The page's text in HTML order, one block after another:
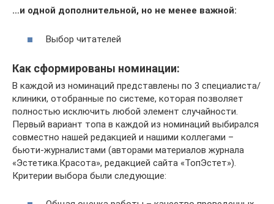
…и одной дополнительной, но не менее важной:
Выбор читателей
Как сформированы номинации:
В каждой из номинаций представлены по 3 специалиста/
клиники, отобранные по системе, которая позволяет
полностью исключить любой элемент случайности.
Первый вариант топа в каждой из номинаций выбирался
совместно нашей редакцией и нашими коллегами –
бьюти-журналистами (авторами материалов журнала
«Эстетика.Красота», редакцией сайта «ТопЭстет»).
Критерии выбора были следующие: